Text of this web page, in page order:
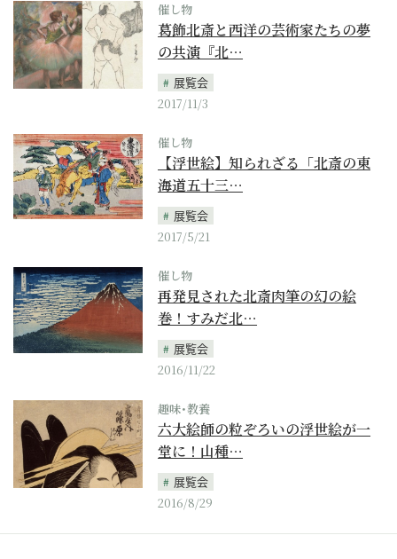
催し物
葛飾北斎と西洋の芸術家たちの夢
の共演『北…
展覧会
2017/11/3
催し物
【浮世絵】知られざる「北斎の東
海道五十三…
展覧会
2017/5/21
催し物
再発見された北斎肉筆の幻の絵
巻！すみだ北…
展覧会
2016/11/22
趣味･教養
六大絵師の粒ぞろいの浮世絵が一
堂に！山種…
展覧会
2016/8/29